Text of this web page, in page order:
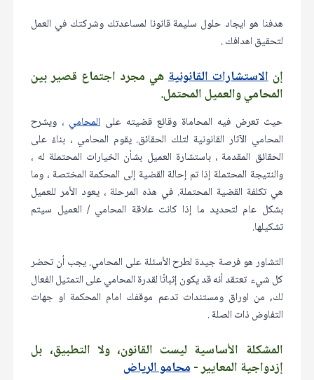
هدفنا هو ايجاد حلول سليمة قانونا لمساعدتك وشركتك في العمل
لتحقيق اهدافك .
إنالاستشارات القانونيةهي مجرد اجتماع قصير بين
المحامي والعميل المحتمل.
حيث تعرض فيه المحاماة وقائع قضيته على المحامي ، ويشرح
المحامي الآثار القانونية لتلك الحقائق. يقوم المحامي ، بناءً على
الحقائق المقدمة ، باستشارة العميل بشأن الخيارات المحتملة له ،
والنتيجة المحتملة إذا تم إحالة القضية إلى المحكمة المختصة ، وما
هي تكلفة القضية المحتملة. في هذه المرحلة ، يعود الأمر للعميل
بشكل عام لتحديد ما إذا كانت علاقة المحامي / العميل سيتم
تشكيلها.
التشاور هو فرصة جيدة لطرح الأسئلة على المحامي. يجب أن تحضر
كل شيء تعتقد أنه قد يكون إثباتًا لقدرة المحامي على التمثيل الفعال
لك, من اوراق ومستندات تدعم موقفك امام المحكمة او جهات
التفاوض ذات الصلة .
المشكلة الأساسية ليست القانون، ولا التطبيق، بل
إزدواجية المعايير -محامو الرياض